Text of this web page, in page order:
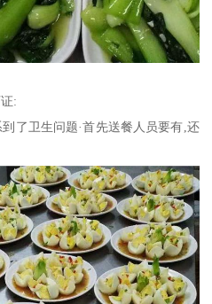
:
了卫生问题·首先送餐人员要有,还